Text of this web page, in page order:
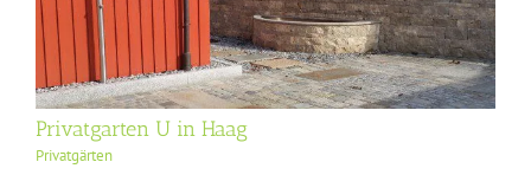
Privatgarten U in Haag
Privatgärten